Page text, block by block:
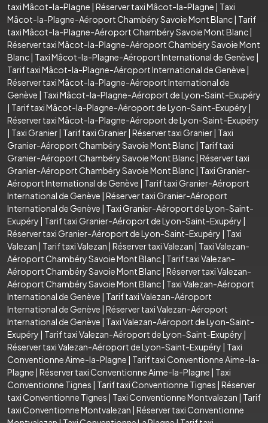
taxi Mâcot-la-Plagne | Réserver taxi Mâcot-la-Plagne | Taxi
Mâcot-la-Plagne-Aéroport Chambéry Savoie Mont Blanc| Tarif
taxi Mâcot-la-Plagne-Aéroport Chambéry Savoie Mont Blanc|
Réserver taxi Mâcot-la-Plagne-Aéroport Chambéry Savoie Mont
Blanc| Taxi Mâcot-la-Plagne-Aéroport International de Genève |
Tarif taxi Mâcot-la-Plagne-Aéroport International de Genève |
Réserver taxi Mâcot-la-Plagne-Aéroport International de
Genève | Taxi Mâcot-la-Plagne-Aéroport de Lyon-Saint-Exupéry
| Tarif taxi Mâcot-la-Plagne-Aéroport de Lyon-Saint-Exupéry |
Réserver taxi Mâcot-la-Plagne-Aéroport de Lyon-Saint-Exupéry
| Taxi Granier| Tarif taxi Granier| Réserver taxi Granier| Taxi
Granier-Aéroport Chambéry Savoie Mont Blanc| Tarif taxi
Granier-Aéroport Chambéry Savoie Mont Blanc| Réserver taxi
Granier-Aéroport Chambéry Savoie Mont Blanc| Taxi Granier-
Aéroport International de Genève | Tarif taxi Granier-Aéroport
International de Genève | Réserver taxi Granier-Aéroport
International de Genève | Taxi Granier-Aéroport de Lyon-Saint-
Exupéry | Tarif taxi Granier-Aéroport de Lyon-Saint-Exupéry |
Réserver taxi Granier-Aéroport de Lyon-Saint-Exupéry | Taxi
Valezan | Tarif taxi Valezan | Réserver taxi Valezan | Taxi Valezan-
Aéroport Chambéry Savoie Mont Blanc| Tarif taxi Valezan-
Aéroport Chambéry Savoie Mont Blanc| Réserver taxi Valezan-
Aéroport Chambéry Savoie Mont Blanc| Taxi Valezan-Aéroport
International de Genève | Tarif taxi Valezan-Aéroport
International de Genève | Réserver taxi Valezan-Aéroport
International de Genève | Taxi Valezan-Aéroport de Lyon-Saint-
Exupéry | Tarif taxi Valezan-Aéroport de Lyon-Saint-Exupéry |
Réserver taxi Valezan-Aéroport de Lyon-Saint-Exupéry | Taxi
Conventionne Aime-la-Plagne | Tarif taxi Conventionne Aime-la-
Plagne | Réserver taxi Conventionne Aime-la-Plagne | Taxi
Conventionne Tignes | Tarif taxi Conventionne Tignes | Réserver
taxi Conventionne Tignes | Taxi Conventionne Montvalezan | Tarif
taxi Conventionne Montvalezan | Réserver taxi Conventionne